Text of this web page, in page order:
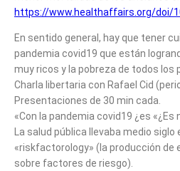
https://www.healthaffairs.org/doi/
En sentido general, hay que tener
pandemia covid19 que están
muy ricos y la pobreza de todos los
Charla libertaria con Rafael Cid
Presentaciones de 30 min cada.
«Con la pandemia covid19 ¿es
La salud pública llevaba medio
«riskfactorology» (la producción
sobre factores de riesgo).